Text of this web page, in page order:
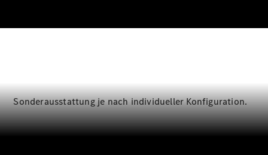
Standort &
Öffnungszeiten
Sonderausstattung je nach individueller Konfiguration.